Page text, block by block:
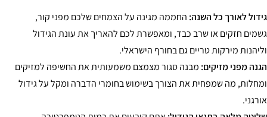
לאורך כל השנה:החממה מגינה על הצמחים שלכם מפני קור,
חזקים או שרב כבד, ומאפשרת לכם להאריך את עונת הגידול
מירקות טריים גם בחורף הישראלי.
מפני מזיקים:מבנה סגור מצמצם משמעותית את החשיפה למזיקים
מה שמפחית את הצורך בשימוש בחומרי הדברה ומקל על גידול